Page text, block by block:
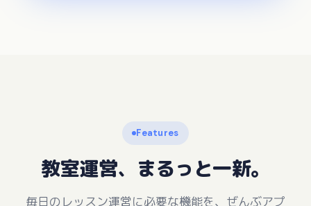
Features
教室運営、まるっと一新。
毎日のレッスン運営に必要な機能を、ぜんぶアプ